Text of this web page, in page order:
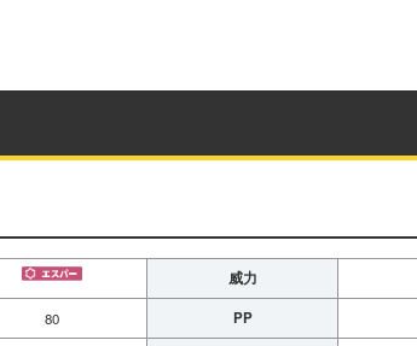
威力
80 PP